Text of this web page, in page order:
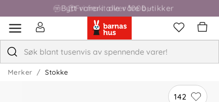
Fri frakt over 1000,-
Merker Stokke
142